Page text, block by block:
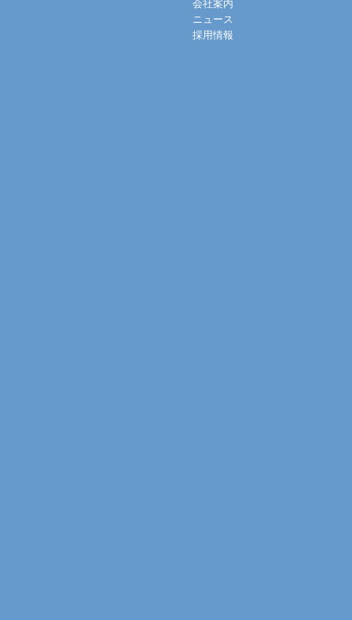
会社案内
ニュース
採用情報